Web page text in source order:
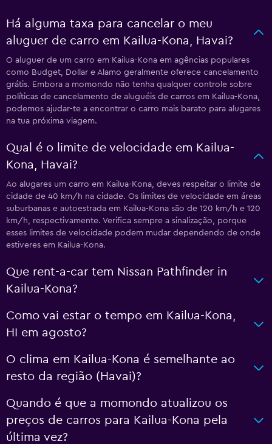
Há alguma taxa para cancelar o meu
aluguer de carro em Kailua-Kona, Havai?
O aluguer de um carro em Kailua-Kona em agências populares
como Budget, Dollar e Alamo geralmente oferece cancelamento
grátis. Embora a momondo não tenha qualquer controle sobre
políticas de cancelamento de aluguéis de carros em Kailua-Kona,
podemos ajudar-te a encontrar o carro mais barato para alugares
na tua próxima viagem.
Qual é o limite de velocidade em Kailua-
Kona, Havai?
Ao alugares um carro em Kailua-Kona, deves respeitar o limite de
cidade de 40 km/h na cidade. Os limites de velocidade em áreas
suburbanas e autoestrada em Kailua-Kona são de 120 km/h e 120
km/h, respectivamente. Verifica sempre a sinalização, porque
esses limites de velocidade podem mudar dependendo de onde
estiveres em Kailua-Kona.
Que rent-a-car tem Nissan Pathfinder in
Kailua-Kona?
Como vai estar o tempo em Kailua-Kona,
HI em agosto?
O clima em Kailua-Kona é semelhante ao
resto da região (Havai)?
Quando é que a momondo atualizou os
preços de carros para Kailua-Kona pela
última vez?